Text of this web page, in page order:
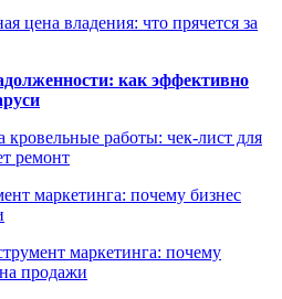
цена владения: что прячется за
как эффективно
кровельные работы: чек-лист для
ремонт
маркетинга: почему бизнес
маркетинга: почему
продажи